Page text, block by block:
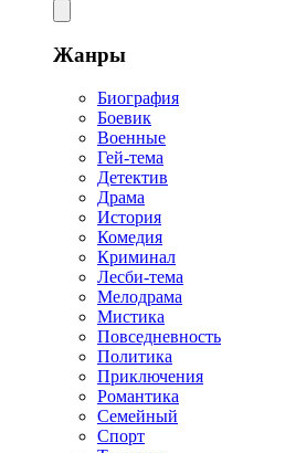
Жанры
Биография
Боевик
Военные
Гей-тема
Детектив
Драма
История
Комедия
Криминал
Лесби-тема
Мелодрама
Мистика
Повседневность
Политика
Приключения
Романтика
Семейный
Спорт